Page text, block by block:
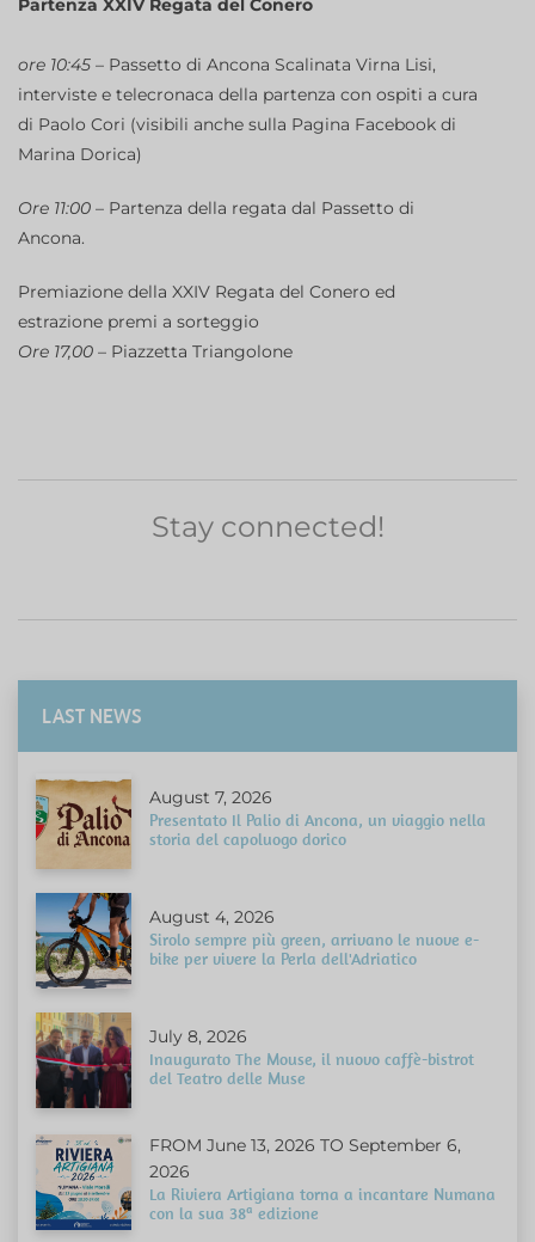
Partenza XXIV Regata del Conero
ore 10:45 – Passetto di Ancona Scalinata Virna Lisi,
interviste e telecronaca della partenza con ospiti a cura
di Paolo Cori (visibili anche sulla Pagina Facebook di
Marina Dorica)
Ore 11:00 – Partenza della regata dal Passetto di
Ancona.
Premiazione della XXIV Regata del Conero ed
estrazione premi a sorteggio
Ore 17,00 – Piazzetta Triangolone
Stay connected!
LAST NEWS
August 7, 2026
Presentato Il Palio di Ancona, un viaggio nella
storia del capoluogo dorico
August 4, 2026
Sirolo sempre più green, arrivano le nuove e-
bike per vivere la Perla dell'Adriatico
July 8, 2026
Inaugurato The Mouse, il nuovo caffè-bistrot
del Teatro delle Muse
FROM June 13, 2026 TO September 6,
2026
La Riviera Artigiana torna a incantare Numana
con la sua 38ª edizione